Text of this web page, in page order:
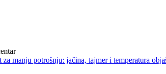
za manju potrošnju: jačina, tajmer i temperatura